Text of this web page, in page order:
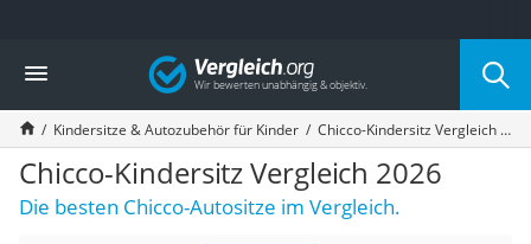
Die beliebtesten Vergleiche nach Kategorie
Kind & Baby
Babyphone mit 2 Kameras
Walkie-Talkie Kinder
Kindermatratzen
Babywippe
Rollschuhe für Kinder
Vergleich
Kindersitze & Autozubehör für Kinder Chicco-Kindersitz Vergleich 2026
Chicco-Kindersitz Vergleich 2026
Die besten Chicco-Autositze im Vergleich.